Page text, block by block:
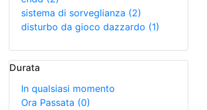
sistema di sorveglianza (2)
disturbo da gioco dazzardo (1)
Durata
In qualsiasi momento
Ora Passata (0)